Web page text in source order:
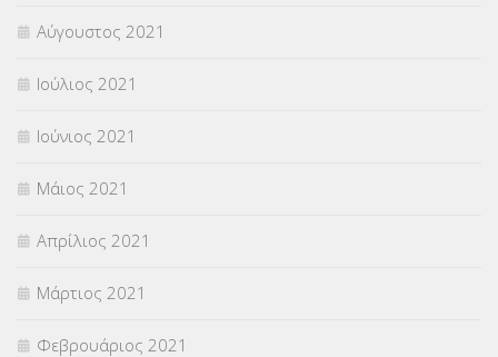
Αύγουστος 2021
Ιούλιος 2021
Ιούνιος 2021
Μάιος 2021
Απρίλιος 2021
Μάρτιος 2021
Φεβρουάριος 2021